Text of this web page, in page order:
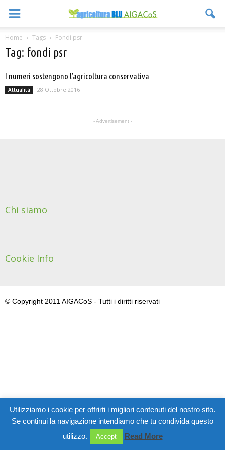
Home Tags Fondi psr
Tag: fondi psr
I numeri sostengono l’agricoltura conservativa
Attualità 28 Ottobre 2016
- Advertisement -
Chi siamo
Cookie Info
Utilizziamo i cookie per offrirti i migliori contenuti del nostro sito.
Se continui la navigazione intendiamo che tu condivida questo
utilizzo.
Accept Read More
© Copyright 2011 AIGACoS - Tutti i diritti riservati